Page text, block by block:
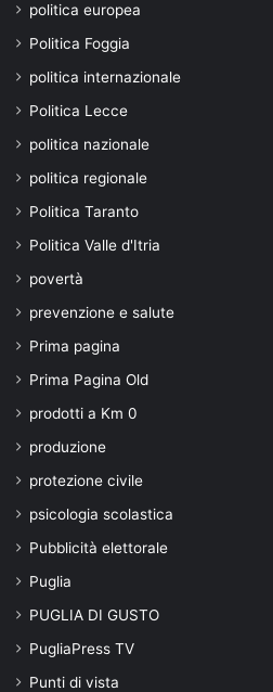
politica europea
Politica Foggia
politica internazionale
Politica Lecce
politica nazionale
politica regionale
Politica Taranto
Politica Valle d'Itria
povertà
prevenzione e salute
Prima pagina
Prima Pagina Old
prodotti a Km 0
produzione
protezione civile
psicologia scolastica
Pubblicità elettorale
Puglia
PUGLIA DI GUSTO
PugliaPress TV
Punti di vista